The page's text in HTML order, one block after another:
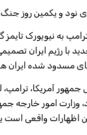
نود و یکمین روز جنگ
به نیویورک
با رژیم ایران
مسدود شده ایران
جمهور آمریکا،
وزارت امور خارجه
اظهارات واقعی